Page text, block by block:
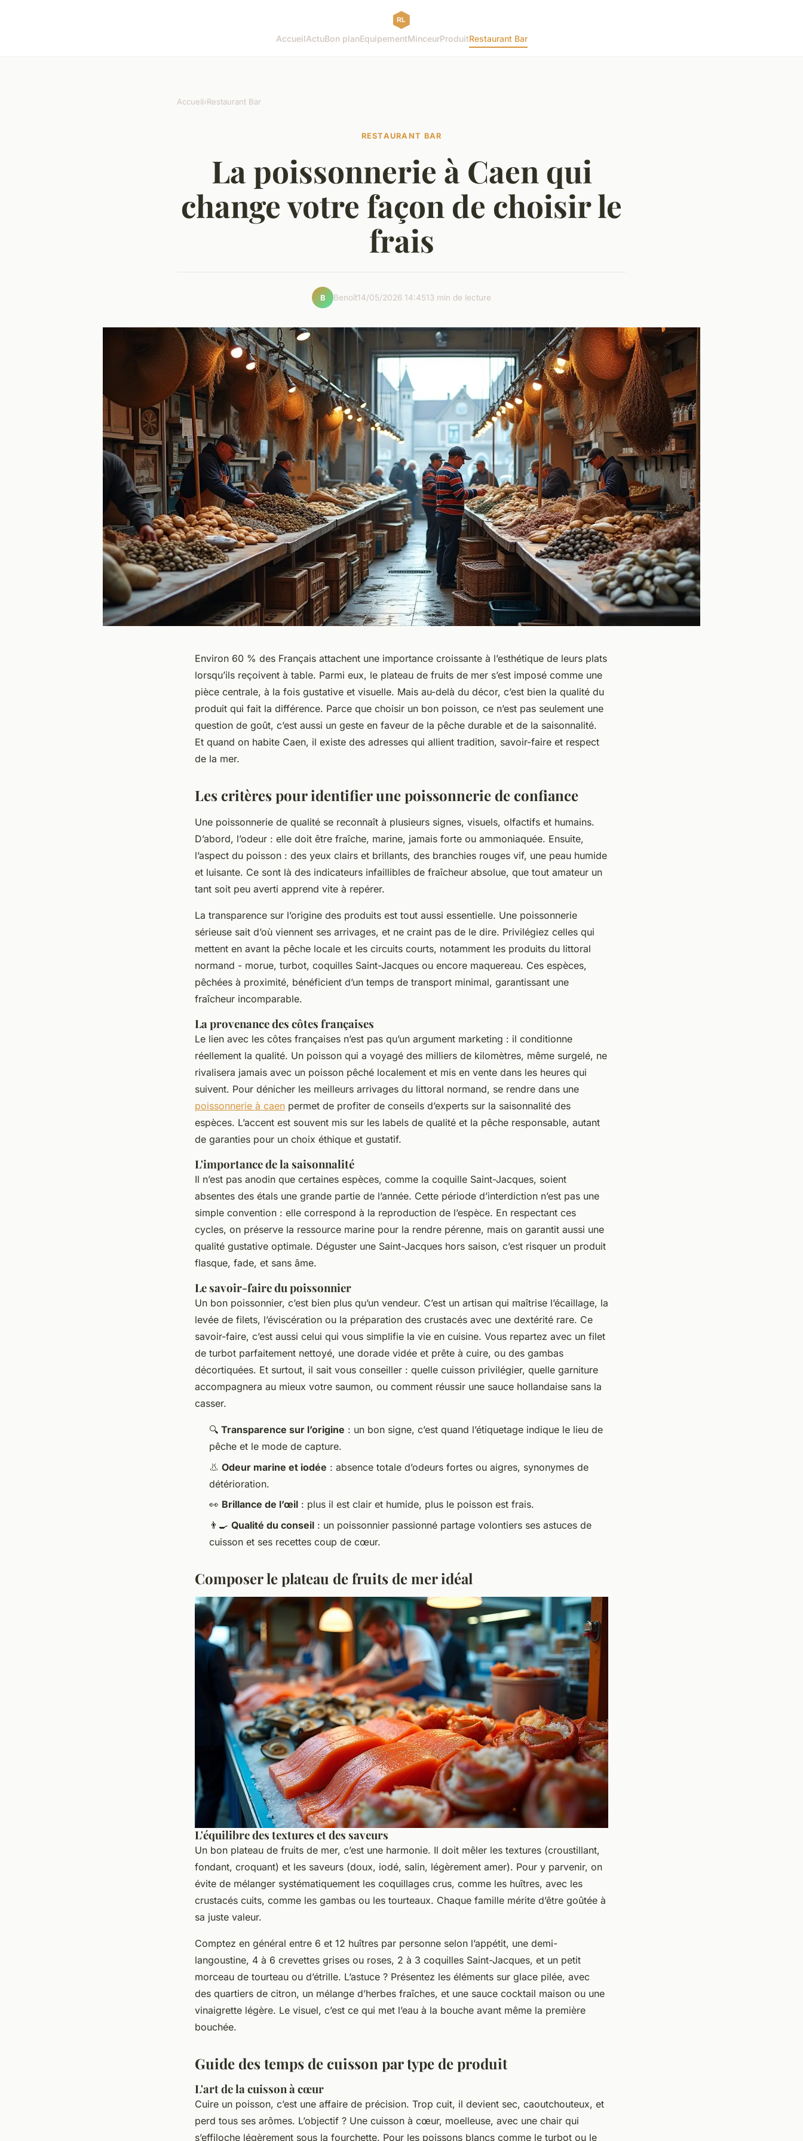
AccueilActuBon planEquipementMinceurProduitRestaurant Bar
Accueil›Restaurant Bar
RESTAURANT BAR
La poissonnerie à Caen qui
change votre façon de choisir le
frais
B Benoît14/05/2026 14:4513 min de lecture
Environ 60 % des Français attachent une importance croissante à l’esthétique de leurs plats
lorsqu’ils reçoivent à table. Parmi eux, le plateau de fruits de mer s’est imposé comme une
pièce centrale, à la fois gustative et visuelle. Mais au-delà du décor, c’est bien la qualité du
produit qui fait la différence. Parce que choisir un bon poisson, ce n’est pas seulement une
question de goût, c’est aussi un geste en faveur de la pêche durable et de la saisonnalité.
Et quand on habite Caen, il existe des adresses qui allient tradition, savoir-faire et respect
de la mer.
Les critères pour identifier une poissonnerie de confiance
Une poissonnerie de qualité se reconnaît à plusieurs signes, visuels, olfactifs et humains.
D’abord, l’odeur : elle doit être fraîche, marine, jamais forte ou ammoniaquée. Ensuite,
l’aspect du poisson : des yeux clairs et brillants, des branchies rouges vif, une peau humide
et luisante. Ce sont là des indicateurs infaillibles de fraîcheur absolue, que tout amateur un
tant soit peu averti apprend vite à repérer.
La transparence sur l’origine des produits est tout aussi essentielle. Une poissonnerie
sérieuse sait d’où viennent ses arrivages, et ne craint pas de le dire. Privilégiez celles qui
mettent en avant la pêche locale et les circuits courts, notamment les produits du littoral
normand - morue, turbot, coquilles Saint-Jacques ou encore maquereau. Ces espèces,
pêchées à proximité, bénéficient d’un temps de transport minimal, garantissant une
fraîcheur incomparable.
La provenance des côtes françaises
Le lien avec les côtes françaises n’est pas qu’un argument marketing : il conditionne
réellement la qualité. Un poisson qui a voyagé des milliers de kilomètres, même surgelé, ne
rivalisera jamais avec un poisson pêché localement et mis en vente dans les heures qui
suivent. Pour dénicher les meilleurs arrivages du littoral normand, se rendre dans une
poissonnerie à caen permet de profiter de conseils d’experts sur la saisonnalité des
espèces. L’accent est souvent mis sur les labels de qualité et la pêche responsable, autant
de garanties pour un choix éthique et gustatif.
L'importance de la saisonnalité
Il n’est pas anodin que certaines espèces, comme la coquille Saint-Jacques, soient
absentes des étals une grande partie de l’année. Cette période d’interdiction n’est pas une
simple convention : elle correspond à la reproduction de l’espèce. En respectant ces
cycles, on préserve la ressource marine pour la rendre pérenne, mais on garantit aussi une
qualité gustative optimale. Déguster une Saint-Jacques hors saison, c’est risquer un produit
flasque, fade, et sans âme.
Le savoir-faire du poissonnier
Un bon poissonnier, c’est bien plus qu’un vendeur. C’est un artisan qui maîtrise l’écaillage, la
levée de filets, l’éviscération ou la préparation des crustacés avec une dextérité rare. Ce
savoir-faire, c’est aussi celui qui vous simplifie la vie en cuisine. Vous repartez avec un filet
de turbot parfaitement nettoyé, une dorade vidée et prête à cuire, ou des gambas
décortiquées. Et surtout, il sait vous conseiller : quelle cuisson privilégier, quelle garniture
accompagnera au mieux votre saumon, ou comment réussir une sauce hollandaise sans la
casser.
🔍 Transparence sur l’origine : un bon signe, c’est quand l’étiquetage indique le lieu de
pêche et le mode de capture.
👃 Odeur marine et iodée : absence totale d’odeurs fortes ou aigres, synonymes de
détérioration.
👀 Brillance de l’œil : plus il est clair et humide, plus le poisson est frais.
👨‍🍳 Qualité du conseil : un poissonnier passionné partage volontiers ses astuces de
cuisson et ses recettes coup de cœur.
Composer le plateau de fruits de mer idéal
L'équilibre des textures et des saveurs
Un bon plateau de fruits de mer, c’est une harmonie. Il doit mêler les textures (croustillant,
fondant, croquant) et les saveurs (doux, iodé, salin, légèrement amer). Pour y parvenir, on
évite de mélanger systématiquement les coquillages crus, comme les huîtres, avec les
crustacés cuits, comme les gambas ou les tourteaux. Chaque famille mérite d’être goûtée à
sa juste valeur.
Comptez en général entre 6 et 12 huîtres par personne selon l’appétit, une demi-
langoustine, 4 à 6 crevettes grises ou roses, 2 à 3 coquilles Saint-Jacques, et un petit
morceau de tourteau ou d’étrille. L’astuce ? Présentez les éléments sur glace pilée, avec
des quartiers de citron, un mélange d’herbes fraîches, et une sauce cocktail maison ou une
vinaigrette légère. Le visuel, c’est ce qui met l’eau à la bouche avant même la première
bouchée.
Guide des temps de cuisson par type de produit
L'art de la cuisson à cœur
Cuire un poisson, c’est une affaire de précision. Trop cuit, il devient sec, caoutchouteux, et
perd tous ses arômes. L’objectif ? Une cuisson à cœur, moelleuse, avec une chair qui
s’effiloche légèrement sous la fourchette. Pour les poissons blancs comme le turbot ou le